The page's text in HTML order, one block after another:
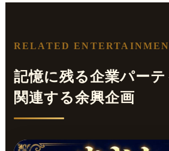
RELATED
記憶に残る企業パーテ
関連する余興企画